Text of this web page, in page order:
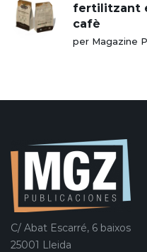
fertilitzant
cafè
per Magazine
C/ Abat Escarré, 6 baixos
25001 Lleida